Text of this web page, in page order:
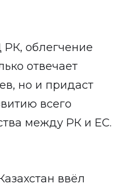
облегчение
отвечает
но и придаст
всего
между РК и ЕС.
ввёл